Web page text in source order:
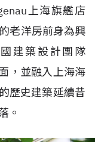
上海旗艦店
老洋房前身為興
建築設計團隊
，並融入上海海
歷史建築延續昔
。